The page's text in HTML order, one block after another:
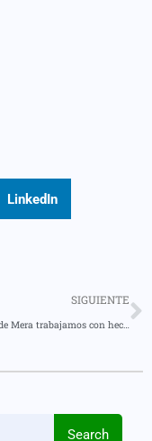
LinkedIn
SIGUIENTE
Municipio de Mera trabajamos con hechos, no con palabras
Search